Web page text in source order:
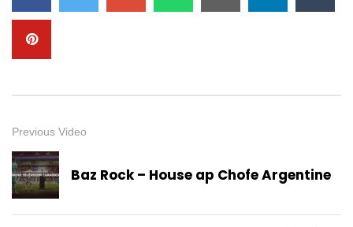
Previous Video
Baz Rock – House ap Chofe Argentine